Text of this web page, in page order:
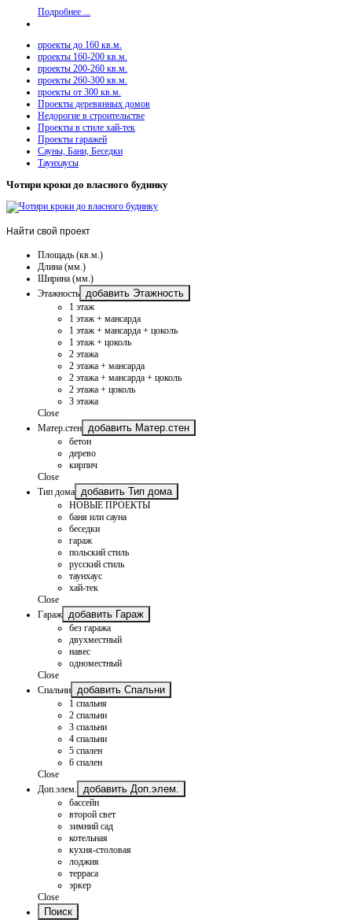
Подробнее ...
проекты до 160 кв.м.
проекты 160-200 кв.м.
проекты 200-260 кв.м.
проекты 260-300 кв.м.
проекты от 300 кв.м.
Проекты деревянных домов
Недорогие в строительстве
Проекты в стиле хай-тек
Проекты гаражей
Сауны, Бани, Беседки
Таунхаусы
Чотири кроки до власного будинку
Найти свой проект
Площадь (кв.м.)
Длина (мм.)
Ширина (мм.)
Этажность
добавить Этажность
1 этаж
1 этаж + мансарда
1 этаж + мансарда + цоколь
1 этаж + цоколь
2 этажа
2 этажа + мансарда
2 этажа + мансарда + цоколь
2 этажа + цоколь
3 этажа
Close
Матер.стен
добавить Матер.стен
бетон
дерево
кирпич
Close
Тип дома
добавить Тип дома
НОВЫЕ ПРОЕКТЫ
баня или сауна
беседки
гараж
польский стиль
русский стиль
таунхаус
хай-тек
Close
Гараж
добавить Гараж
без гаража
двухместный
навес
одноместный
Close
Спальни
добавить Спальни
1 спальня
2 спальни
3 спальни
4 спальни
5 спален
6 спален
Close
Доп.элем.
добавить Доп.элем.
бассейн
второй свет
зимний сад
котельная
кухня-столовая
лоджия
терраса
эркер
Close